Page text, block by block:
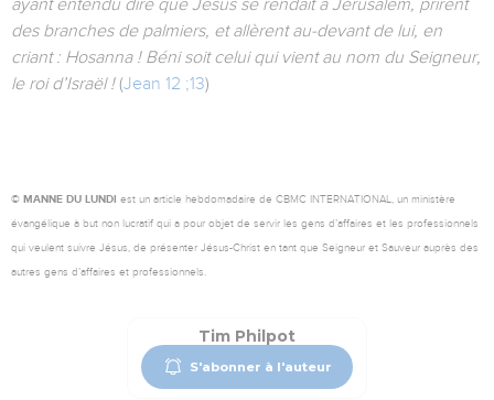
ayant entendu dire que Jésus se rendait à Jérusalem, prirent
des branches de palmiers, et allèrent au-devant de lui, en
criant : Hosanna ! Béni soit celui qui vient au nom du Seigneur,
le roi d’Israël !(Jean 12 ;13)
© MANNE DU LUNDI est un article hebdomadaire de CBMC INTERNATIONAL, un ministère
évangélique à but non lucratif qui a pour objet de servir les gens d’affaires et les professionnels
qui veulent suivre Jésus, de présenter Jésus-Christ en tant que Seigneur et Sauveur auprès des
autres gens d’affaires et professionnels.
Tim Philpot
S'abonner à l'auteur